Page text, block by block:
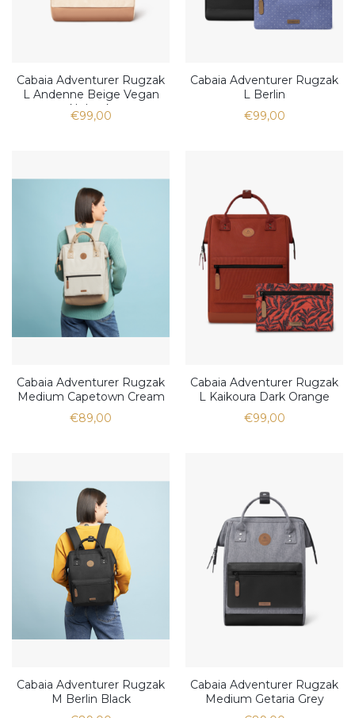
Cabaia Adventurer Rugzak
L Andenne Beige Vegan
Nubuck
€99,00
Cabaia Adventurer Rugzak
L Berlin
€99,00
Cabaia Adventurer Rugzak
Medium Capetown Cream
.
€89,00
Cabaia Adventurer Rugzak
L Kaikoura Dark Orange
€99,00
Cabaia Adventurer Rugzak
M Berlin Black
Cabaia Adventurer Rugzak
Medium Getaria Grey